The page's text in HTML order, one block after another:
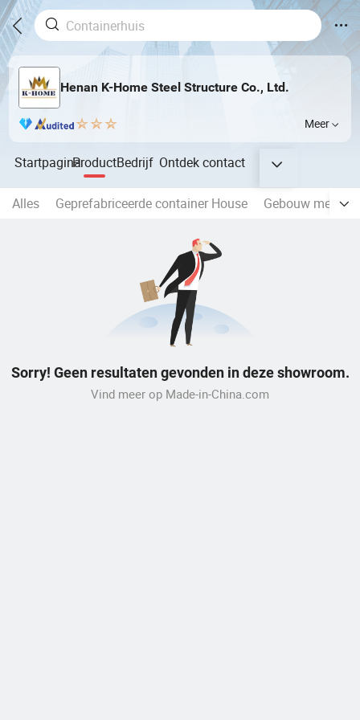
Henan K-Home Steel Structure Co., Ltd.
Meer
StartpaginaProductBedrijf Ontdekcontact
Alles Geprefabriceerde container House Gebouw met
Sorry! Geen resultaten gevonden in deze showroom.
Vind meer op Made-in-China.com